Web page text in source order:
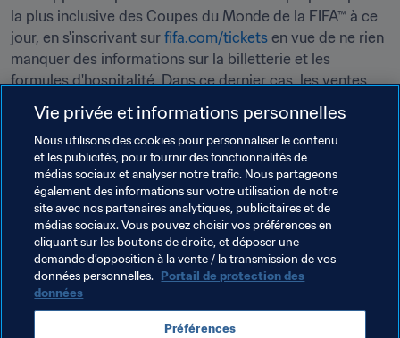
la plus inclusive des Coupes du Monde de la FIFA™ à ce
jour, en s'inscrivant sur fifa.com/tickets en vue de ne rien
manquer des informations sur la billetterie et les
formules d'hospitalité. Dans ce dernier cas, les ventes
débuteront plus tard cette année.
Thèmes en lien
Président de la FIFA Organisation
Organisation Coupe du Monde de la FIFA 2026™
USA Concacaf Canada Mexico
Vie privée et informations personnelles
Nous utilisons des cookies pour personnaliser le contenu
et les publicités, pour fournir des fonctionnalités de
médias sociaux et analyser notre trafic. Nous partageons
également des informations sur votre utilisation de notre
site avec nos partenaires analytiques, publicitaires et de
médias sociaux. Vous pouvez choisir vos préférences en
cliquant sur les boutons de droite, et déposer une
demande d’opposition à la vente / la transmission de vos
données personnelles. Portail de protection des
données
Préférences